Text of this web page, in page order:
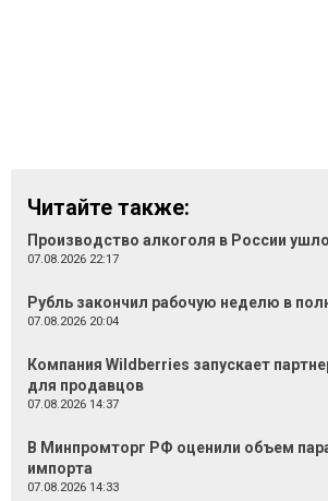
Читайте также:
Производство алкоголя в России
07.08.2026 22:17
Рубль закончил рабочую неделю в
07.08.2026 20:04
Компания Wildberries запускает
для продавцов
07.08.2026 14:37
В Минпромторг РФ оценили объем
импорта
07.08.2026 14:33